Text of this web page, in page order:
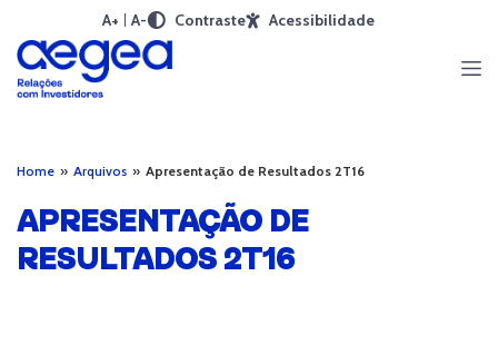
A+ A- Contraste Acessibilidade
Home » Arquivos » Apresentação de Resultados 2T16
APRESENTAÇÃO DE
RESULTADOS 2T16